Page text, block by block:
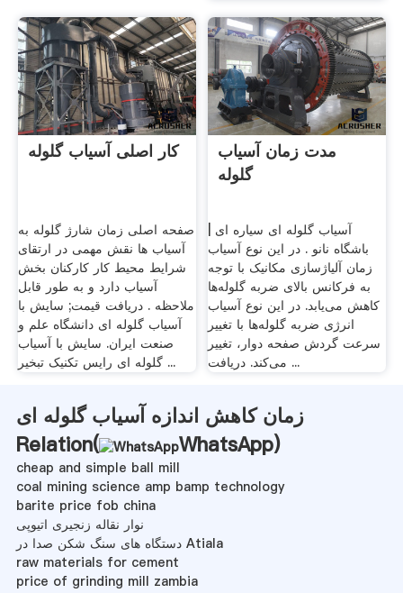
کار اصلی آسیاب گلوله
صفحه اصلی زمان شارژ گلوله به
آسیاب ها نقش مهمی در ارتقای
شرایط محیط کار کارکنان بخش
آسیاب دارد و به طور قابل
ملاحظه . دریافت قیمت; سایش با
آسیاب گلوله ای دانشگاه علم و
صنعت ایران. سایش با آسیاب
گلوله ای رایس تکنیک تبخیر ...
مدت زمان آسیاب
گلوله
آسیاب گلوله ای سیاره ای |
باشگاه نانو . در این نوع آسیاب
زمان آلیاژسازی مکانیک با توجه
به فرکانس بالای ضربه گلوله‌ها
کاهش می‌یابد. در این نوع آسیاب
انرژی ضربه گلوله‌ها با تغییر
سرعت گردش صفحه دوار، تغییر
می‌کند. دریافت ...
زمان کاهش اندازه آسیاب گلوله ای
Relation(
WhatsApp)
cheap and simple ball mill
coal mining science amp bamp technology
barite price fob china
نوار نقاله زنجیری اتیوپی
دستگاه های سنگ شکن صدا در Atiala
raw materials for cement
price of grinding mill zambia